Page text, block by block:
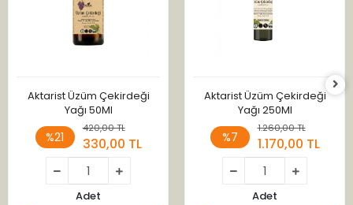
Aktarist Üzüm Çekirdeği
Yağı 50Ml
%21
420,00 TL
330,00 TL
Adet
Aktarist Üzüm Çekirdeği
Yağı 250Ml
%7
1.260,00 TL
1.170,00 TL
Adet